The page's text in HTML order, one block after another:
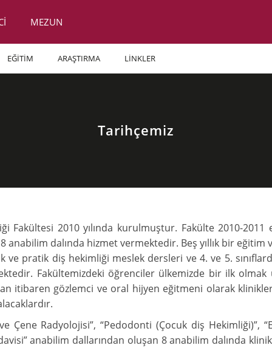
MEZUN
EĞİTİM ARAŞTIRMA LİNKLER
Tarihçemiz
Fakültesi 2010 yılında kurulmuştur. Fakülte 2010-
anabilim dalında hizmet vermektedir. Beş yıllık bir
ve pratik diş hekimliği meslek dersleri ve 4. ve 5.
Fakültemizdeki öğrenciler ülkemizde bir ilk
itibaren gözlemci ve oral hijyen eğitmeni olarak
Çene Radyolojisi”, “Pedodonti (Çocuk diş Hekimliği)”,
anabilim dallarından oluşan 8 anabilim dalında